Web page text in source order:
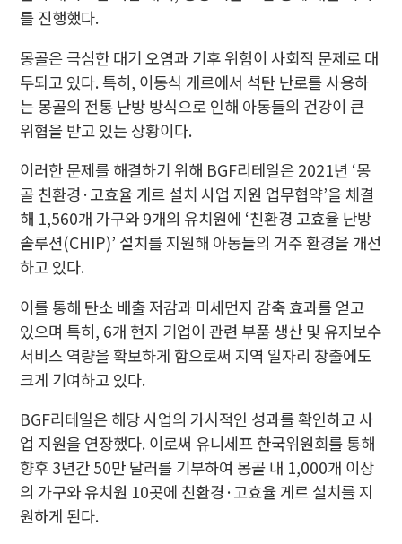
를 진행했다.
몽골은 극심한 대기 오염과 기후 위험이 사회적 문제로 대
두되고 있다. 특히, 이동식 게르에서 석탄 난로를 사용하
는 몽골의 전통 난방 방식으로 인해 아동들의 건강이 큰
위협을 받고 있는 상황이다.
이러한 문제를 해결하기 위해 BGF리테일은 2021년 ‘몽
골 친환경·고효율 게르 설치 사업 지원 업무협약’을 체결
해 1,560개 가구와 9개의 유치원에 ‘친환경 고효율 난방
솔루션(CHIP)’ 설치를 지원해 아동들의 거주 환경을 개선
하고 있다.
이를 통해 탄소 배출 저감과 미세먼지 감축 효과를 얻고
있으며 특히, 6개 현지 기업이 관련 부품 생산 및 유지보수
서비스 역량을 확보하게 함으로써 지역 일자리 창출에도
크게 기여하고 있다.
BGF리테일은 해당 사업의 가시적인 성과를 확인하고 사
업 지원을 연장했다. 이로써 유니세프 한국위원회를 통해
향후 3년간 50만 달러를 기부하여 몽골 내 1,000개 이상
의 가구와 유치원 10곳에 친환경·고효율 게르 설치를 지
원하게 된다.